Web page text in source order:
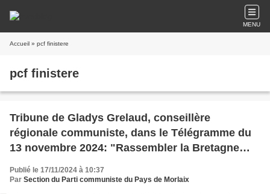
MENU
Accueil » pcf finistere
pcf finistere
Tribune de Gladys Grelaud, conseillère
régionale communiste, dans le Télégramme du
13 novembre 2024: "Rassembler la Bretagne
des bourgs et la Bretagne des tours"
Publié le 17/11/2024 à 10:37
Par Section du Parti communiste du Pays de Morlaix